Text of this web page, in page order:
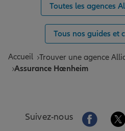
Toutes les agences
Tous nos guides et
Accueil Trouver une agence
Assurance Hœnheim
Suivez-nous Aller sur